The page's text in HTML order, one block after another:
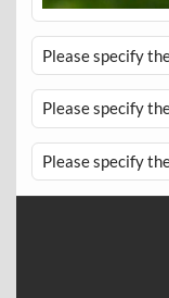
Please specify
Please specify
Please specify